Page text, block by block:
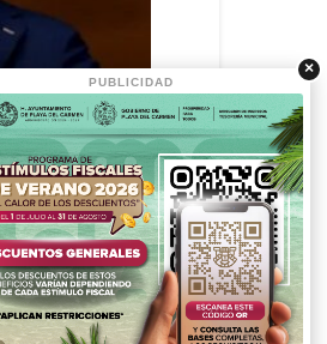
en medio
la FIFA
×
PUBLICIDAD